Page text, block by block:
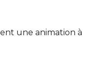
une animation à